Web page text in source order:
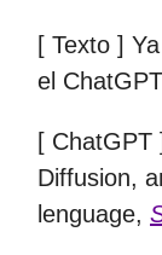
[ Texto ]
el
[ ChatGPT
Diffusion,
lenguage,